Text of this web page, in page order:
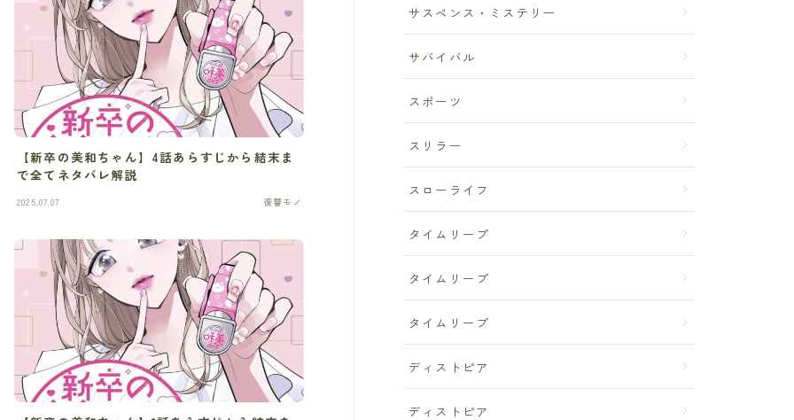
【新卒の美和ちゃん】4話あらすじから結末ま
で全てネタバレ解説
2025.07.07 復讐モノ
サスペンス・ミステリー
サバイバル
スポーツ
スリラー
スローライフ
タイムリープ
タイムリープ
タイムリープ
ディストピア
ディストピア